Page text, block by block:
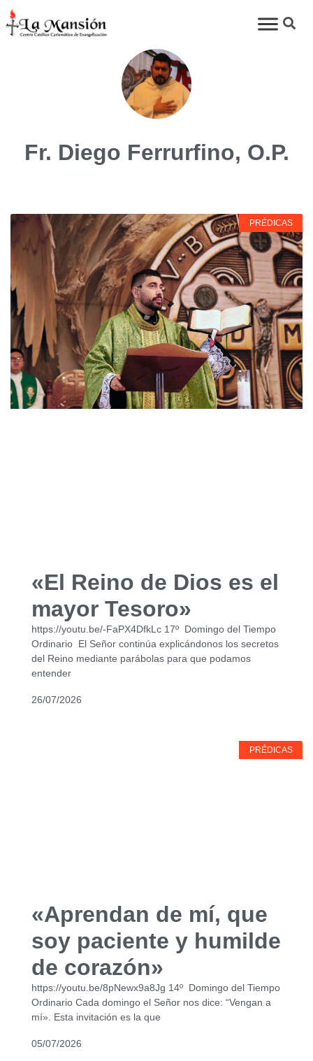
Fr. Diego Ferrurfino, O.P.
PRÉDICAS
«El Reino de Dios es el
mayor Tesoro»
https://youtu.be/-FaPX4DfkLc 17º Domingo del Tiempo
Ordinario El Señor continúa explicándonos los secretos
del Reino mediante parábolas para que podamos
entender
26/07/2026
PRÉDICAS
«Aprendan de mí, que
soy paciente y humilde
de corazón»
https://youtu.be/8pNewx9a8Jg 14º Domingo del Tiempo
Ordinario Cada domingo el Señor nos dice: “Vengan a
mí». Esta invitación es la que
05/07/2026